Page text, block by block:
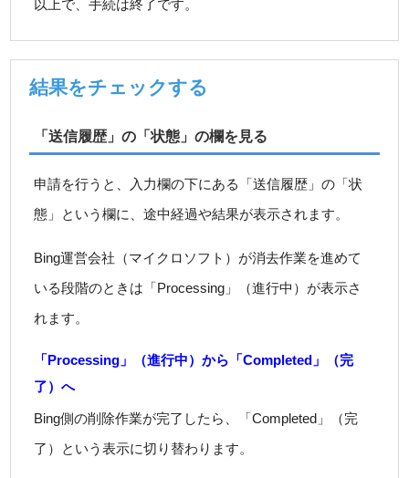
以上で、手続は終了です。
結果をチェックする
「送信履歴」の「状態」の欄を見る
申請を行うと、入力欄の下にある「送信履歴」の「状
態」という欄に、途中経過や結果が表示されます。
Bing運営会社（マイクロソフト）が消去作業を進めて
いる段階のときは「Processing」（進行中）が表示さ
れます。
「Processing」（進行中）から「Completed」（完
了）へ
Bing側の削除作業が完了したら、「Completed」（完
了）という表示に切り替わります。